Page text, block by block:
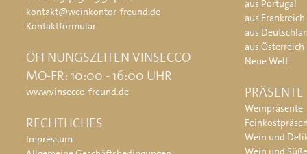
kontakt@weinkontor-freund.de
Kontaktformular
ÖFFNUNGSZEITEN VINSECCO
MO-FR: 10:00 - 16:00 UHR
www.vinsecco-freund.de
RECHTLICHES
Impressum
aus Portugal
aus Frankreich
aus
aus Österreich
Neue Welt
PRÄSENTE
Weinpräsente
Wein und
Wein und